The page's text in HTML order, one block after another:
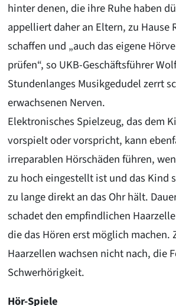
hinter denen, die ihre Ruhe haben
appelliert daher an Eltern, zu Hause
schaffen und „auch das eigene
prüfen“, so UKB-Geschäftsführer
Stundenlanges Musikgedudel zerrt
erwachsenen Nerven.
Elektronisches Spielzeug, das dem
vorspielt oder vorspricht, kann
irreparablen Hörschäden führen,
zu hoch eingestellt ist und das Kind
zu lange direkt an das Ohr hält.
schadet den empfindlichen
die das Hören erst möglich machen.
Haarzellen wachsen nicht nach, die
Schwerhörigkeit.
Hör-Spiele